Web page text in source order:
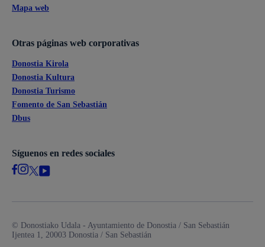
Mapa web
Otras páginas web corporativas
Donostia Kirola
Donostia Kultura
Donostia Turismo
Fomento de San Sebastián
Dbus
Síguenos en redes sociales
© Donostiako Udala - Ayuntamiento de Donostia / San Sebastián
Ijentea 1, 20003 Donostia / San Sebastián